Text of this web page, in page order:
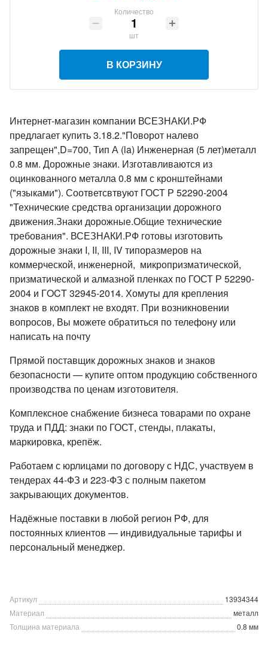
Количество
шт
В КОРЗИНУ
Интернет-магазин компании ВСЕЗНАКИ.РФ
предлагает купить 3.18.2."Поворот налево
запрещен",D=700, Тип А (la) Инженерная (5 лет)металл
0.8 мм. Дорожные знаки. Изготавливаются из
оцинкованного металла 0.8 мм с кронштейнами
("языками"). Соответсвтвуют ГОСТ Р 52290-2004
"Технические средства организации дорожного
движения.Знаки дорожные.Общие технические
требования". ВСЕЗНАКИ.РФ готовы изготовить
дорожные знаки I, II, III, IV типоразмеров на
коммерческой, инженерной, микропризматической,
призматической и алмазной пленках по ГОСТ Р 52290-
2004 и ГOCT 32945-2014. Хомуты для крепления
знаков в комплект не входят. При возникновении
вопросов, Вы можете обратиться по телефону или
написать на почту
Прямой поставщик дорожных знаков и знаков
безопасности — купите оптом продукцию собственного
производства по ценам изготовителя.
Комплексное снабжение бизнеса товарами по охране
труда и ПДД: знаки по ГОСТ, стенды, плакаты,
маркировка, крепёж.
Работаем с юрлицами по договору с НДС, участвуем в
тендерах 44-ФЗ и 223-ФЗ с полным пакетом
закрывающих документов.
Надёжные поставки в любой регион РФ, для
постоянных клиентов — индивидуальные тарифы и
персональный менеджер.
Артикул
13934344
Материал
металл
Толщина материала
0.8 мм